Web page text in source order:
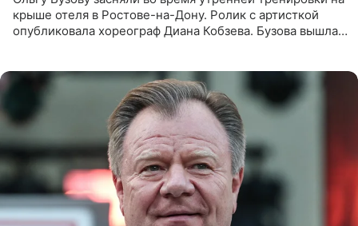
крыше отеля в Ростове-на-Дону. Ролик с артисткой
опубликовала хореограф Диана Кобзева. Бузова вышла